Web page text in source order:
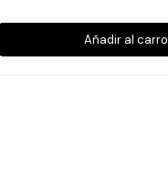
Añadir al carro